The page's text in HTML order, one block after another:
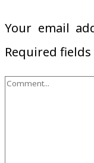
Your email
Required